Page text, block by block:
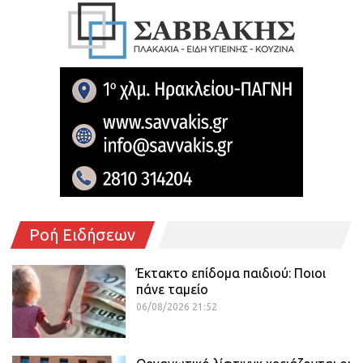
Ροή Ειδήσεων
Έκτακτο επίδομα παιδιού: Ποιοι
πάνε ταμείο
06/08/2026 21:52